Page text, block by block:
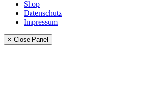
Shop
Datenschutz
Impressum
× Close Panel